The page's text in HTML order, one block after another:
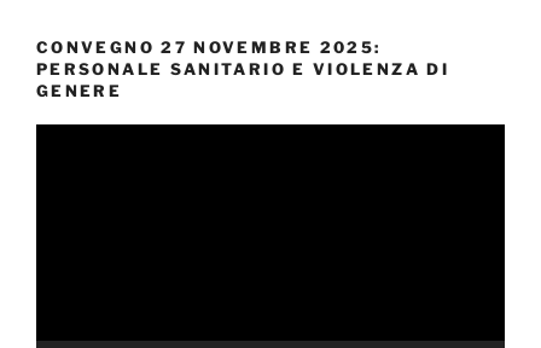
CONVEGNO 27 NOVEMBRE 2025:
PERSONALE SANITARIO E VIOLENZA DI
GENERE